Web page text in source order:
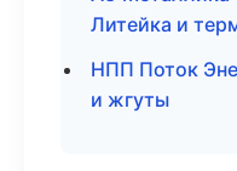
Литейка и
НПП Поток
и жгуты